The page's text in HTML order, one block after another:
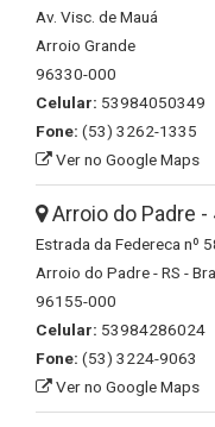
Av. Visc. de Mauá
Arroio Grande
96330-000
Celular: 53984050349
Fone: (53) 3262-1335
Ver no Google Maps
Arroio do Padre -
Estrada da Federeca nº
Arroio do Padre - RS -
96155-000
Celular: 53984286024
Fone: (53) 3224-9063
Ver no Google Maps